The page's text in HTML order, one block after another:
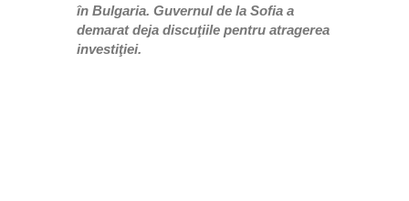
în Bulgaria. Guvernul de la Sofia a
demarat deja discuţiile pentru atragerea
investiţiei.